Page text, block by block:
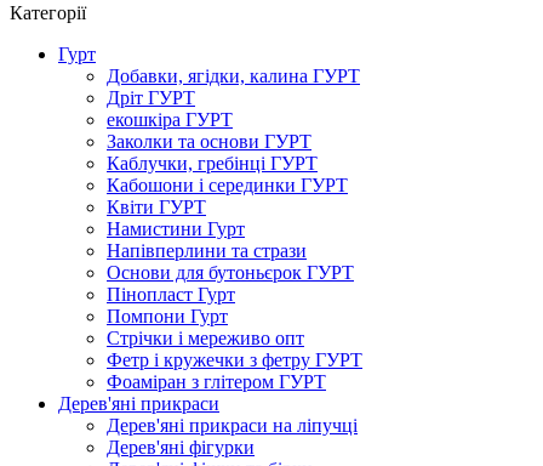
Категорії
Гурт
Добавки, ягідки, калина ГУРТ
Дріт ГУРТ
екошкіра ГУРТ
Заколки та основи ГУРТ
Каблучки, гребінці ГУРТ
Кабошони і серединки ГУРТ
Квіти ГУРТ
Намистини Гурт
Напівперлини та стрази
Основи для бутоньєрок ГУРТ
Пінопласт Гурт
Помпони Гурт
Стрічки і мереживо опт
Фетр і кружечки з фетру ГУРТ
Фоаміран з глітером ГУРТ
Дерев'яні прикраси
Дерев'яні прикраси на ліпучці
Дерев'яні фігурки